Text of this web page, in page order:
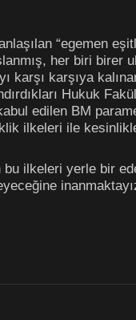
“egemen
her biri birer
karşı karşıya
Hukuk
edilen BM
ilkeleri ile
ilkeleri yerle bir